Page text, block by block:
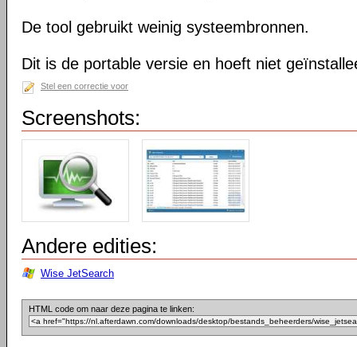
De tool gebruikt weinig systeembronnen.
Dit is de portable versie en hoeft niet
Stel een correctie voor
Screenshots:
Andere edities:
Wise JetSearch
HTML code om naar deze pagina te linken: